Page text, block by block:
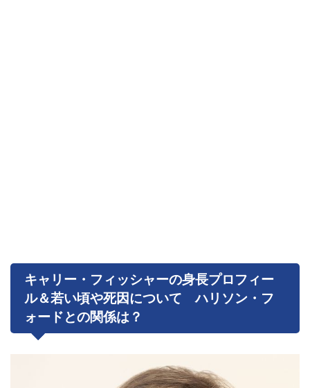
キャリー・フィッシャーの身長プロフィー
ル＆若い頃や死因について ハリソン・フ
ォードとの関係は？